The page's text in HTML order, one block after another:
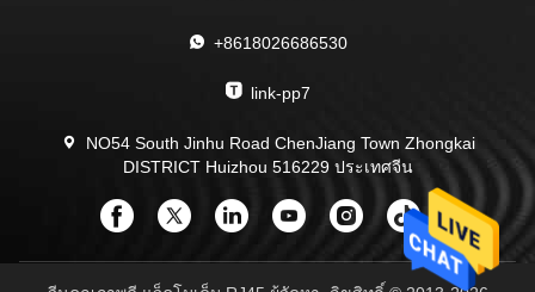
+8618026686530
link-pp7
NO54 South Jinhu Road ChenJiang Town Zhongkai
DISTRICT Huizhou 516229 ประเทศจีน